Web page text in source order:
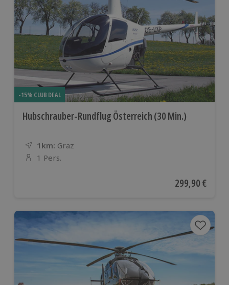
-15% CLUB DEAL
Hubschrauber-Rundflug Österreich (30 Min.)
1km: Entfernung
Standort
Graz
Anzahl der Teilnehmer
1 Pers.
Aktueller Preis
299,90 €